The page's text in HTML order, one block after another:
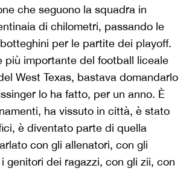
che seguono la squadra in
di chilometri, passando le
per le partite dei playoff.
più importante del football liceale
West Texas, bastava domandarlo
lo ha fatto, per un anno. È
ha vissuto in città, è stato
è diventato parte di quella
con gli allenatori, con gli
genitori dei ragazzi, con gli zii, con